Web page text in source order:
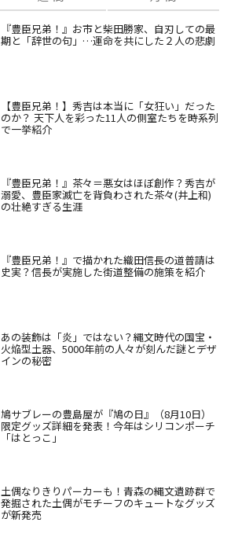
『豊臣兄弟！』お市と柴田勝家、自刃しての最
期と「辞世の句」…運命を共にした２人の悲劇
【豊臣兄弟！】秀吉は本当に「女狂い」だった
のか？ 天下人を彩った11人の側室たちを時系列
で一挙紹介
『豊臣兄弟！』茶々＝悪女はほぼ創作？秀吉が
溺愛、豊臣家滅亡を背負わされた茶々(井上和)
の壮絶すぎる生涯
『豊臣兄弟！』で描かれた織田信長の道普請は
史実？信長が実施した街道整備の施策を紹介
あの装飾は「炎」ではない？縄文時代の国宝・
火焔型土器、5000年前の人々が刻んだ謎とデザ
インの秘密
鳩サブレーの豊島屋が『鳩の日』（8月10日）
限定グッズ詳細を発表！今年はシリコンポーチ
「はとっこ」
土偶なりきりパーカーも！青森の縄文遺跡群で
発掘された土偶がモチーフのキュートなグッズ
が新発売